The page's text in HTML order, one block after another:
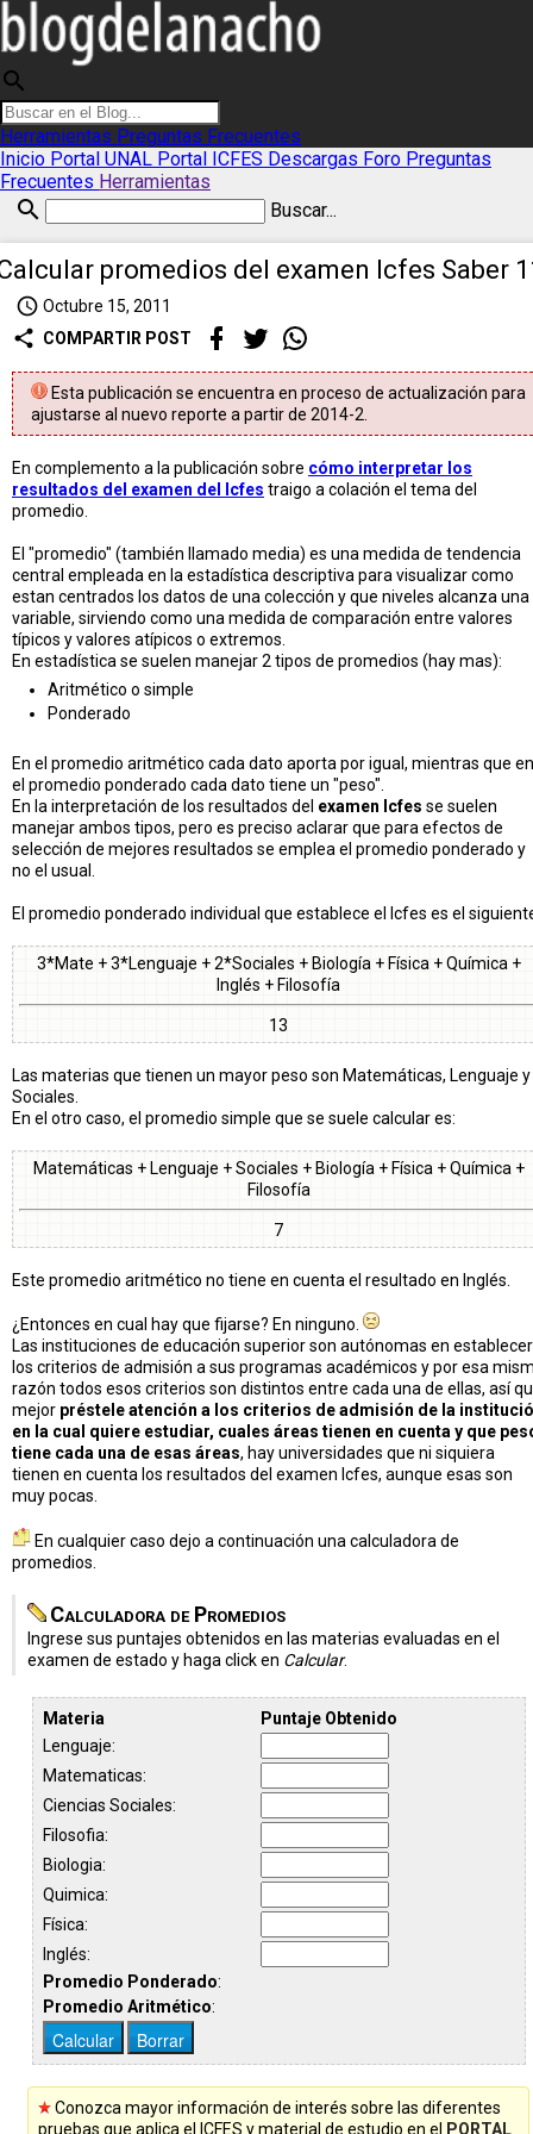
search
Herramientas Preguntas Frecuentes
Inicio Portal UNAL Portal ICFES Descargas Foro Preguntas
Frecuentes Herramientas
search Buscar...
promedios del examen Icfes Saber
access_time Octubre 15, 2011
share COMPARTIR POST
Esta publicación se encuentra en proceso de actualización para
ajustarse al nuevo reporte a partir de 2014-2.
En complemento a la publicación sobre cómo interpretar los
resultados del examen del Icfes traigo a colación el tema del
promedio.
El "promedio" (también llamado media) es una medida de tendencia
central empleada en la estadística descriptiva para visualizar como
estan centrados los datos de una colección y que niveles alcanza una
variable, sirviendo como una medida de comparación entre valores
típicos y valores atípicos o extremos.
En estadística se suelen manejar 2 tipos de promedios (hay mas):
Aritmético o simple
Ponderado
En el promedio aritmético cada dato aporta por igual, mientras que en
el promedio ponderado cada dato tiene un "peso".
En la interpretación de los resultados del examen Icfes se suelen
manejar ambos tipos, pero es preciso aclarar que para efectos de
selección de mejores resultados se emplea el promedio ponderado y
no el usual.
El promedio ponderado individual que establece el Icfes es el
3*Mate + 3*Lenguaje + 2*Sociales + Biología + Física + Química +
Inglés + Filosofía
13
Las materias que tienen un mayor peso son Matemáticas, Lenguaje y
Sociales.
En el otro caso, el promedio simple que se suele calcular es:
Matemáticas + Lenguaje + Sociales + Biología + Física + Química +
Filosofía
7
Este promedio aritmético no tiene en cuenta el resultado en Inglés.
¿Entonces en cual hay que fijarse? En ninguno.
Las instituciones de educación superior son autónomas en establecer
los criterios de admisión a sus programas académicos y por esa
razón todos esos criterios son distintos entre cada una de ellas, así
mejor préstele atención a los criterios de admisión de la
en la cual quiere estudiar, cuales áreas tienen en cuenta y que
tiene cada una de esas áreas, hay universidades que ni siquiera
tienen en cuenta los resultados del examen Icfes, aunque esas son
muy pocas.
En cualquier caso dejo a continuación una calculadora de
promedios.
Calculadora de Promedios
Ingrese sus puntajes obtenidos en las materias evaluadas en el
examen de estado y haga click en Calcular.
Materia
Puntaje Obtenido
Lenguaje:
Matematicas:
Ciencias Sociales:
Filosofia:
Biologia:
Quimica:
Física:
Inglés:
Promedio Ponderado:
Promedio Aritmético:
Conozca mayor información de interés sobre las diferentes
pruebas que aplica el ICFES y material de estudio en el
PORTAL